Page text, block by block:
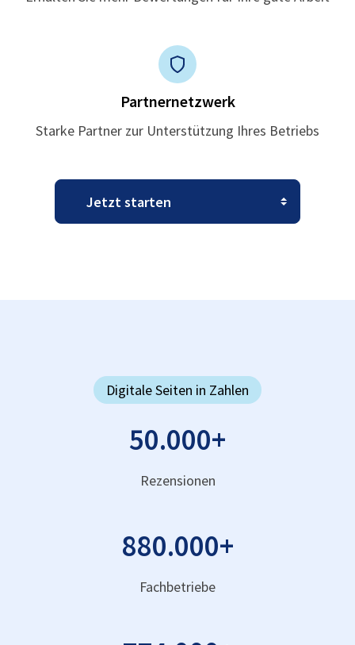
Partnernetzwerk
Starke Partner zur Unterstützung Ihres Betriebs
Digitale Seiten in Zahlen
50.000+
Rezensionen
880.000+
Fachbetriebe